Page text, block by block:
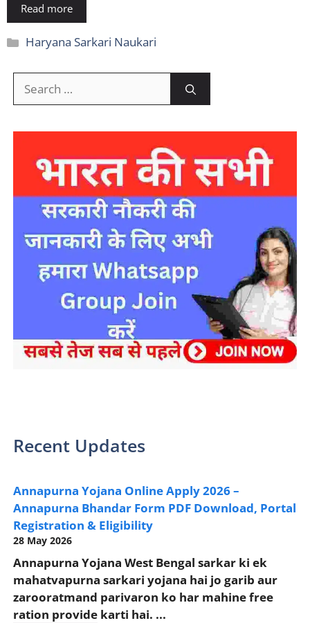
Read more
Categories
Haryana Sarkari Naukari
for:
Recent Updates
Annapurna Yojana Online Apply 2026 –
Annapurna Bhandar Form PDF Download, Portal
Registration & Eligibility
28 May 2026
Annapurna Yojana West Bengal sarkar ki ek
mahatvapurna sarkari yojana hai jo garib aur
zarooratmand parivaron ko har mahine free
ration provide karti hai. ...